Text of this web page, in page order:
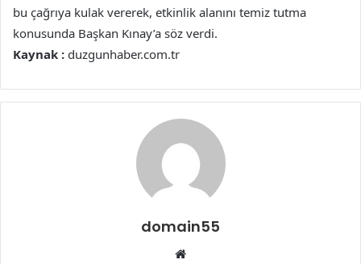
bu çağrıya kulak vererek, etkinlik alanını temiz tutma
konusunda Başkan Kınay’a söz verdi.
Kaynak : duzgunhaber.com.tr
domain55
Web